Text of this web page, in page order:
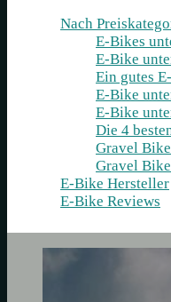
Nach
E-Bikes
E-Bike
Ein gutes
E-Bike
E-Bike
Die 4
Gravel
Gravel
E-Bike Hersteller
E-Bike Reviews